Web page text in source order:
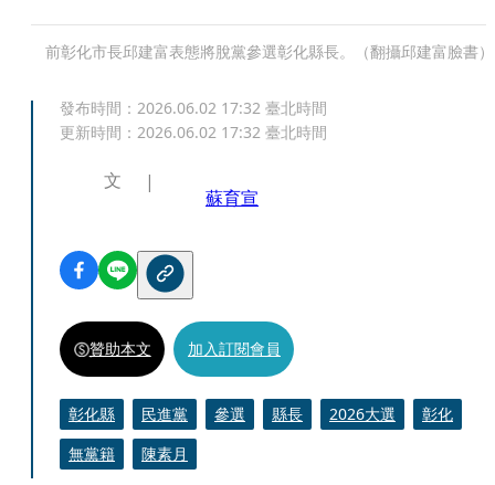
前彰化市長邱建富表態將脫黨參選彰化縣長。（翻攝邱建富臉書）
發布時間： 2026.06.02 17:32 臺北時間
更新時間： 2026.06.02 17:32 臺北時間
文
蘇育宣
贊助本文 加入訂閱會員
彰化縣 民進黨 參選 縣長 2026大選
彰化
無黨籍
陳素月